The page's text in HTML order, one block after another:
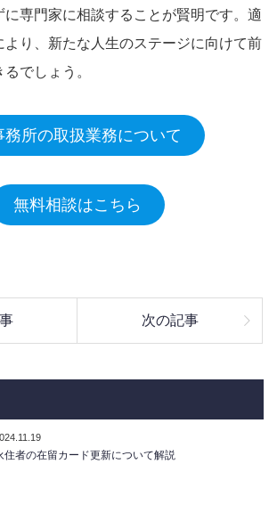
に専門家に相談することが賢明です。適
より、新たな人生のステージに向けて前
でしょう。
務所の取扱業務について
無料相談はこちら
次の記事
住者の在留カード更新について解説